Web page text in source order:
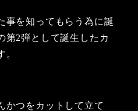
事を知ってもらう為に誕
第2弾として誕生したカ
。
かつをカットして立て